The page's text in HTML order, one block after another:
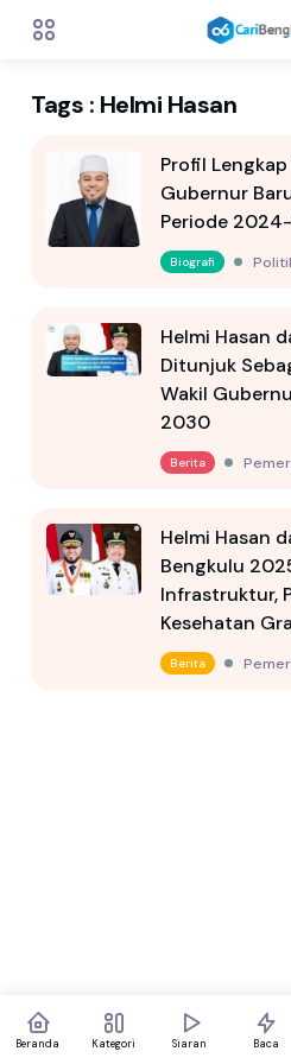
Tags : Helmi Hasan
Profil Lengkap
Gubernur
Periode
Biografi
Helmi Hasan
Ditunjuk
Wakil
2030
Berita
Helmi Hasan
Bengkulu
Infrastruktur,
Kesehatan
Berita
Beranda Kategori Siaran Baca